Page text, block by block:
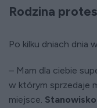
Rodzina
Po kilku dniach dnia
– Mam dla ciebie
w którym sprzedaje
miejsce.